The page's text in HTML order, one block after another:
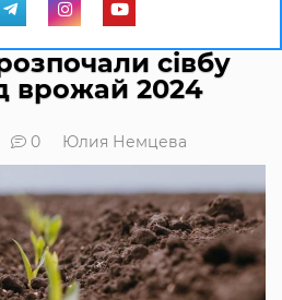
сівбу
врожай 2024
0 Юлия Немцева